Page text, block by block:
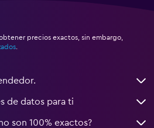
precios exactos, sin embargo,
de datos para ti
son 100% exactos?